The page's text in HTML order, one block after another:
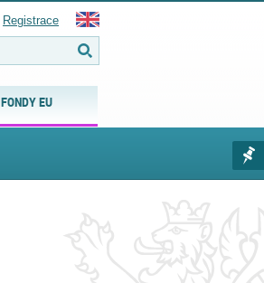
FONDY EU
Registrace